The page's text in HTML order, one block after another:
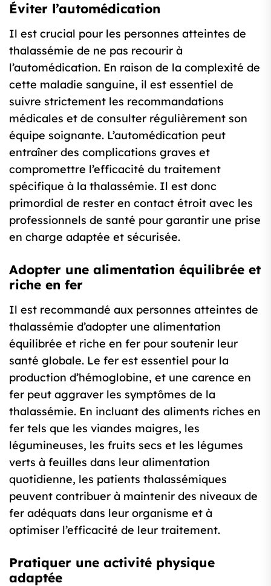
Éviter l’automédication
Il est crucial pour les personnes atteintes de
thalassémie de ne pas recourir à
l’automédication. En raison de la complexité de
cette maladie sanguine, il est essentiel de
suivre strictement les recommandations
médicales et de consulter régulièrement son
équipe soignante. L’automédication peut
entraîner des complications graves et
compromettre l’efficacité du traitement
spécifique à la thalassémie. Il est donc
primordial de rester en contact étroit avec les
professionnels de santé pour garantir une prise
en charge adaptée et sécurisée.
Adopter une alimentation équilibrée et
riche en fer
Il est recommandé aux personnes atteintes de
thalassémie d’adopter une alimentation
équilibrée et riche en fer pour soutenir leur
santé globale. Le fer est essentiel pour la
production d’hémoglobine, et une carence en
fer peut aggraver les symptômes de la
thalassémie. En incluant des aliments riches en
fer tels que les viandes maigres, les
légumineuses, les fruits secs et les légumes
verts à feuilles dans leur alimentation
quotidienne, les patients thalassémiques
peuvent contribuer à maintenir des niveaux de
fer adéquats dans leur organisme et à
optimiser l’efficacité de leur traitement.
Pratiquer une activité physique
adaptée